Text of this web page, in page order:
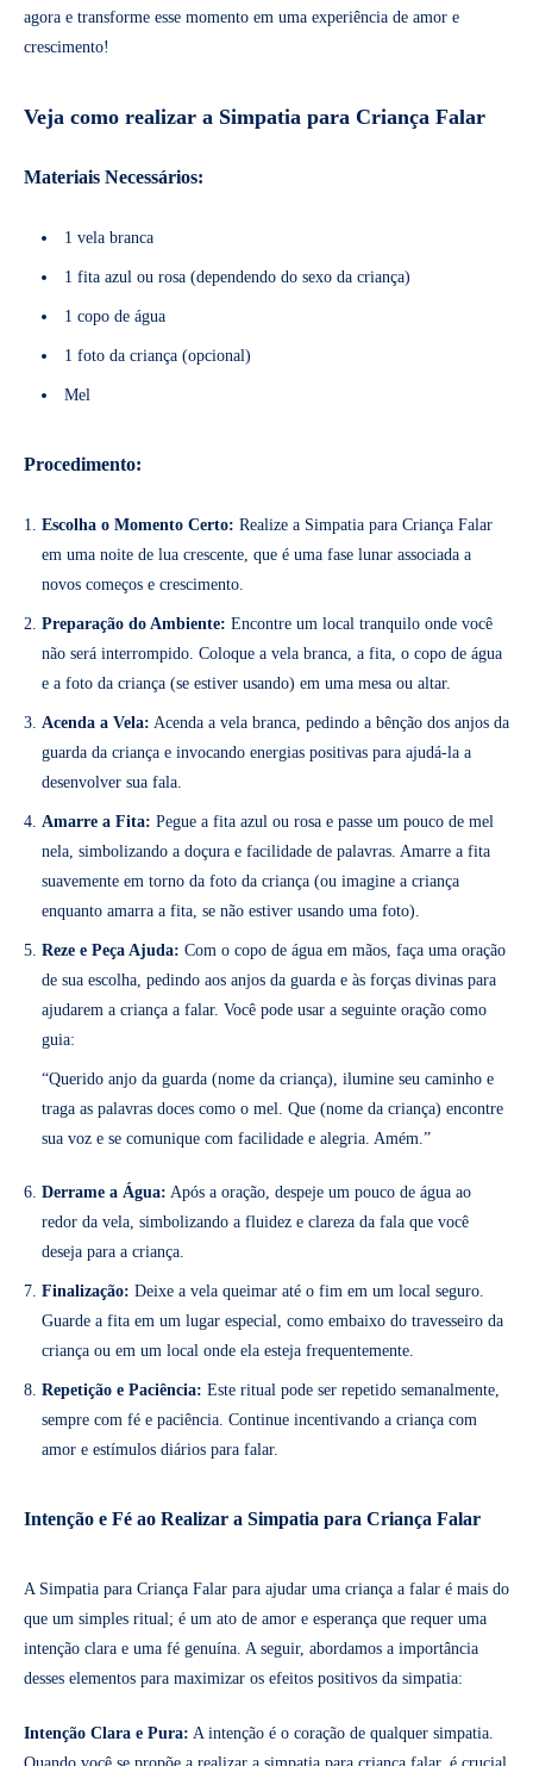
agora e transforme esse momento em uma experiência de amor e
crescimento!
Veja como realizar a Simpatia para Criança Falar
Materiais Necessários:
1 vela branca
1 fita azul ou rosa (dependendo do sexo da criança)
1 copo de água
1 foto da criança (opcional)
Mel
Procedimento:
Escolha o Momento Certo: Realize a Simpatia para Criança Falar
em uma noite de lua crescente, que é uma fase lunar associada a
novos começos e crescimento.
Preparação do Ambiente: Encontre um local tranquilo onde você
não será interrompido. Coloque a vela branca, a fita, o copo de água
e a foto da criança (se estiver usando) em uma mesa ou altar.
Acenda a Vela: Acenda a vela branca, pedindo a bênção dos anjos da
guarda da criança e invocando energias positivas para ajudá-la a
desenvolver sua fala.
Amarre a Fita: Pegue a fita azul ou rosa e passe um pouco de mel
nela, simbolizando a doçura e facilidade de palavras. Amarre a fita
suavemente em torno da foto da criança (ou imagine a criança
enquanto amarra a fita, se não estiver usando uma foto).
Reze e Peça Ajuda: Com o copo de água em mãos, faça uma oração
de sua escolha, pedindo aos anjos da guarda e às forças divinas para
ajudarem a criança a falar. Você pode usar a seguinte oração como
guia:
“Querido anjo da guarda (nome da criança), ilumine seu caminho e
traga as palavras doces como o mel. Que (nome da criança) encontre
sua voz e se comunique com facilidade e alegria. Amém.”
Derrame a Água: Após a oração, despeje um pouco de água ao
redor da vela, simbolizando a fluidez e clareza da fala que você
deseja para a criança.
Finalização: Deixe a vela queimar até o fim em um local seguro.
Guarde a fita em um lugar especial, como embaixo do travesseiro da
criança ou em um local onde ela esteja frequentemente.
Repetição e Paciência: Este ritual pode ser repetido semanalmente,
sempre com fé e paciência. Continue incentivando a criança com
amor e estímulos diários para falar.
Intenção e Fé ao Realizar a Simpatia para Criança Falar
A Simpatia para Criança Falar para ajudar uma criança a falar é mais do
que um simples ritual; é um ato de amor e esperança que requer uma
intenção clara e uma fé genuína. A seguir, abordamos a importância
desses elementos para maximizar os efeitos positivos da simpatia:
Intenção Clara e Pura: A intenção é o coração de qualquer simpatia.